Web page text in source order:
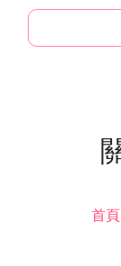
首頁